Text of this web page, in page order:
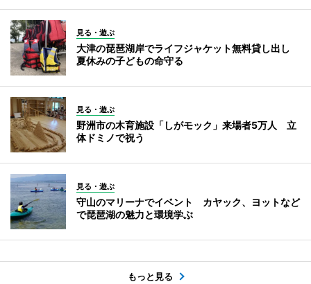
見る・遊ぶ
大津の琵琶湖岸でライフジャケット無料貸し出し
夏休みの子どもの命守る
見る・遊ぶ
野洲市の木育施設「しがモック」来場者5万人 立
体ドミノで祝う
見る・遊ぶ
守山のマリーナでイベント カヤック、ヨットなど
で琵琶湖の魅力と環境学ぶ
もっと見る